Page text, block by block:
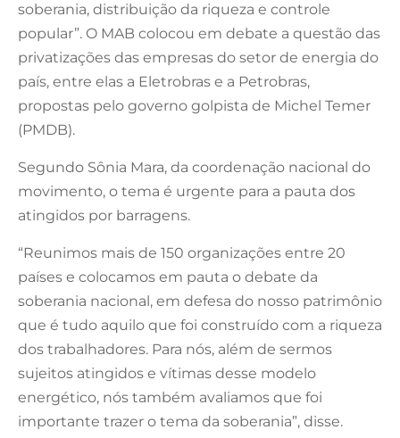
soberania, distribuição da riqueza e controle
popular”. O MAB colocou em debate a questão das
privatizações das empresas do setor de energia do
país, entre elas a Eletrobras e a Petrobras,
propostas pelo governo golpista de Michel Temer
(PMDB).
Segundo Sônia Mara, da coordenação nacional do
movimento, o tema é urgente para a pauta dos
atingidos por barragens.
“Reunimos mais de 150 organizações entre 20
países e colocamos em pauta o debate da
soberania nacional, em defesa do nosso patrimônio
que é tudo aquilo que foi construído com a riqueza
dos trabalhadores. Para nós, além de sermos
sujeitos atingidos e vítimas desse modelo
energético, nós também avaliamos que foi
importante trazer o tema da soberania”, disse.